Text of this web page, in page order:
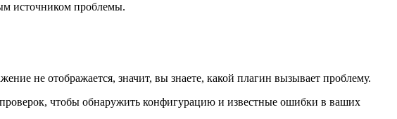
источником проблемы.
не отображается, значит, вы знаете, какой плагин вызывает проблему.
чтобы обнаружить конфигурацию и известные ошибки в ваших